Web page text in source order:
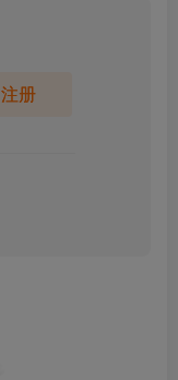
注册